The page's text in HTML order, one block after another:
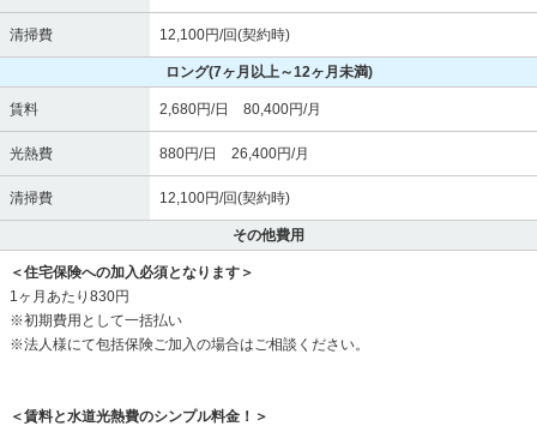
清掃費 12,100円/回(契約時)
ロング(7ヶ月以上～12ヶ月未満)
賃料 2,680円/日 80,400円/月
光熱費 880円/日 26,400円/月
清掃費 12,100円/回(契約時)
その他費用
＜住宅保険への加入必須となります＞
1ヶ月あたり830円
※初期費用として一括払い
※法人様にて包括保険ご加入の場合はご相談ください。
＜賃料と水道光熱費のシンプル料金！＞